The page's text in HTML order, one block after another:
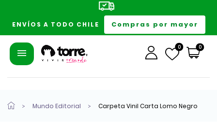
ENVÍOS A TODO CHILE Compras por mayor
0 0
Mundo Editorial Carpeta Vinil Carta Lomo Negro